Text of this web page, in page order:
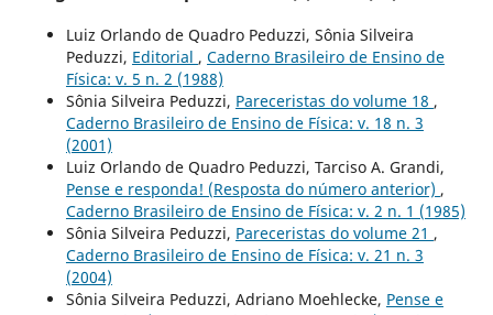
Luiz Orlando de Quadro Peduzzi, Sônia Silveira
Peduzzi, Editorial , Caderno Brasileiro de Ensino de
Física: v. 5 n. 2 (1988)
Sônia Silveira Peduzzi, Pareceristas do volume 18 ,
Caderno Brasileiro de Ensino de Física: v. 18 n. 3
(2001)
Luiz Orlando de Quadro Peduzzi, Tarciso A. Grandi,
Pense e responda! (Resposta do número anterior) ,
Caderno Brasileiro de Ensino de Física: v. 2 n. 1 (1985)
Sônia Silveira Peduzzi, Pareceristas do volume 21 ,
Caderno Brasileiro de Ensino de Física: v. 21 n. 3
(2004)
Sônia Silveira Peduzzi, Adriano Moehlecke, Pense e